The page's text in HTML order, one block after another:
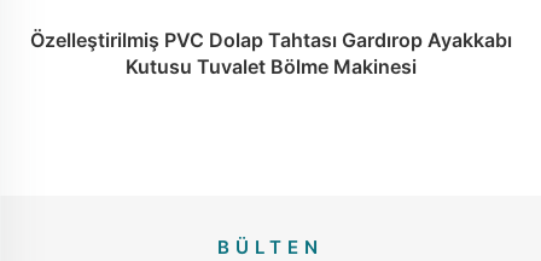
Özelleştirilmiş PVC Dolap Tahtası Gardırop Ayakkabı
Kutusu Tuvalet Bölme Makinesi
BÜLTEN